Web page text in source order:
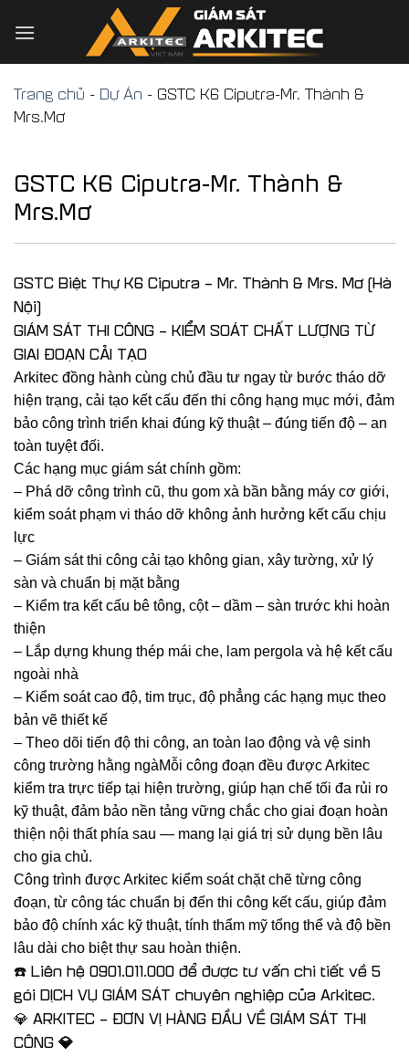
Trang chủ - Dự Án - GSTC K6 Ciputra-Mr. Thành &
Mrs.Mơ
GSTC K6 Ciputra-Mr. Thành &
Mrs.Mơ
GSTC Biệt Thự K6 Ciputra – Mr. Thành & Mrs. Mơ (Hà
Nội)
GIÁM SÁT THI CÔNG – KIỂM SOÁT CHẤT LƯỢNG TỪ
GIAI ĐOẠN CẢI TẠO
Arkitec đồng hành cùng chủ đầu tư ngay từ bước tháo dỡ
hiện trạng, cải tạo kết cấu đến thi công hạng mục mới, đảm
bảo công trình triển khai đúng kỹ thuật – đúng tiến độ – an
toàn tuyệt đối.
Các hạng mục giám sát chính gồm:
– Phá dỡ công trình cũ, thu gom xà bần bằng máy cơ giới,
kiểm soát phạm vi tháo dỡ không ảnh hưởng kết cấu chịu
lực
– Giám sát thi công cải tạo không gian, xây tường, xử lý
sàn và chuẩn bị mặt bằng
– Kiểm tra kết cấu bê tông, cột – dầm – sàn trước khi hoàn
thiện
– Lắp dựng khung thép mái che, lam pergola và hệ kết cấu
ngoài nhà
– Kiểm soát cao độ, tim trục, độ phẳng các hạng mục theo
bản vẽ thiết kế
– Theo dõi tiến độ thi công, an toàn lao động và vệ sinh
công trường hằng ngàMỗi công đoạn đều được Arkitec
kiểm tra trực tiếp tại hiện trường, giúp hạn chế tối đa rủi ro
kỹ thuật, đảm bảo nền tảng vững chắc cho giai đoạn hoàn
thiện nội thất phía sau — mang lại giá trị sử dụng bền lâu
cho gia chủ.
Công trình được Arkitec kiểm soát chặt chẽ từng công
đoạn, từ công tác chuẩn bị đến thi công kết cấu, giúp đảm
bảo độ chính xác kỹ thuật, tính thẩm mỹ tổng thể và độ bền
lâu dài cho biệt thự sau hoàn thiện.
☎️ Liên hệ 0901.011.000 để được tư vấn chi tiết về 5
gói DỊCH VỤ GIÁM SÁT chuyên nghiệp của Arkitec.
💎 ARKITEC – ĐƠN VỊ HÀNG ĐẦU VỀ GIÁM SÁT THI
CÔNG 💎